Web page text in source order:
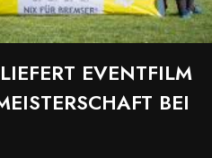
EVENTFILM
BEI